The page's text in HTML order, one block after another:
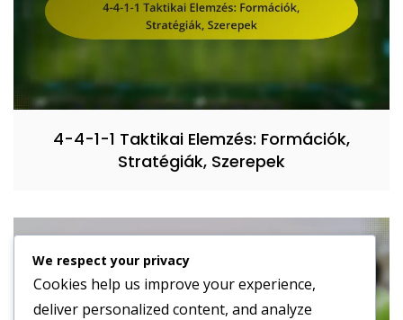
4-4-1-1 Taktikai Elemzés: Formációk,
Stratégiák, Szerepek
We respect your privacy
Cookies help us improve your experience,
deliver personalized content, and analyze